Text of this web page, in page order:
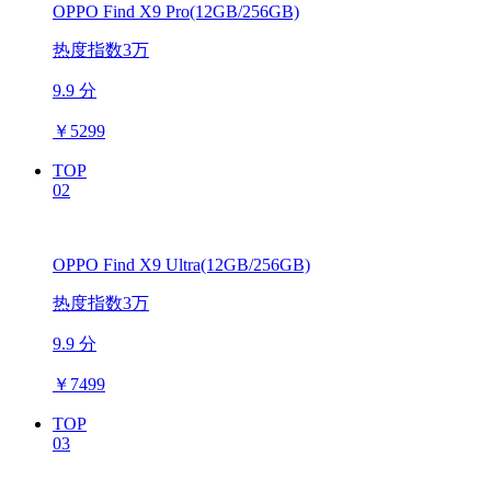
OPPO Find X9 Pro(12GB/256GB)
热度指数3万
9.9 分
￥ 5299
TOP
02
OPPO Find X9 Ultra(12GB/256GB)
热度指数3万
9.9 分
￥ 7499
TOP
03